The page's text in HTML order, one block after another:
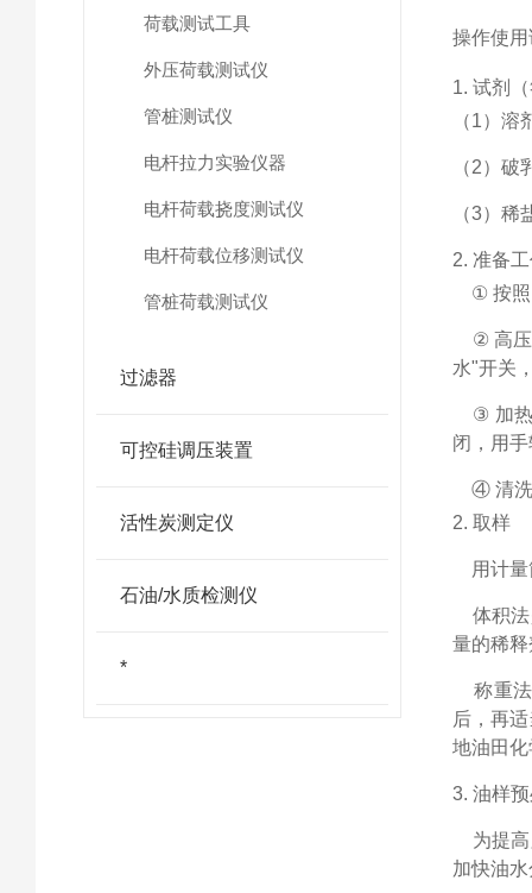
荷载测试工具
外压荷载测试仪
管桩测试仪
电杆拉力实验仪器
电杆荷载挠度测试仪
电杆荷载位移测试仪
管桩荷载测试仪
过滤器
可控硅调压装置
活性炭测定仪
石油/水质检测仪
*
操作使
1.试剂
（1）溶
（2）破
（3）稀
2.准备
① 按
② 高
水"开关
③ 加
闭，用
④清
2.取样
用计
体积
量的稀
称重
后，再
地油田
3.油样
为提
加快油